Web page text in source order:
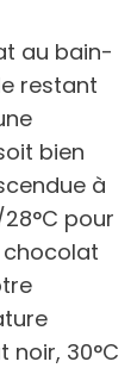
au bain-
restant
bien
à
pour
chocolat
noir, 30°C